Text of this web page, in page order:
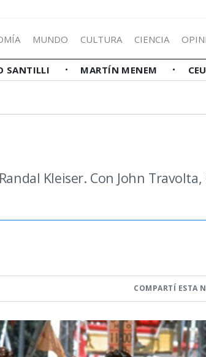
MUNDO CULTURA CIENCIA
SANTILLI MARTÍN MENEM
Kleiser. Con John
COMPARTÍ ESTA